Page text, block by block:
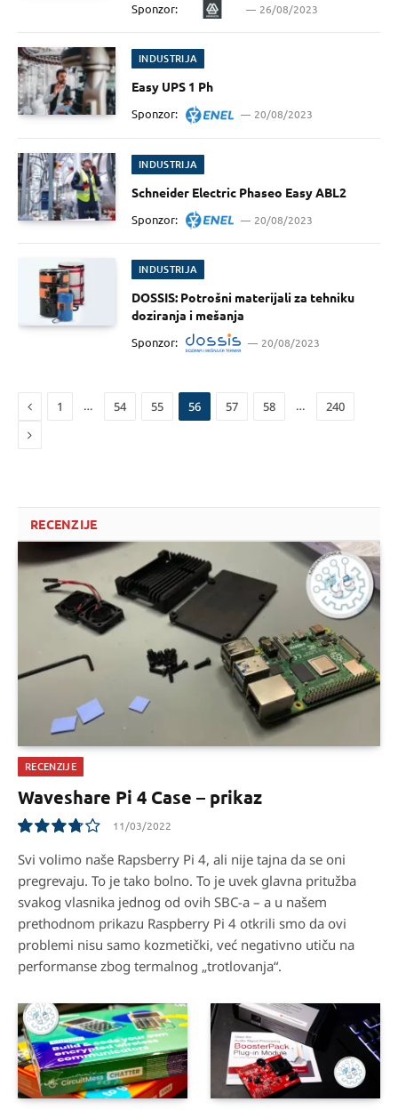
Sponzor: 26/08/2023
INDUSTRIJA
Easy UPS 1 Ph
Sponzor: 20/08/2023
INDUSTRIJA
Schneider Electric Phaseo Easy ABL2
Sponzor: 20/08/2023
INDUSTRIJA
DOSSIS: Potrošni materijali za tehniku
doziranja i mešanja
Sponzor: 20/08/2023
Previous
1 … 54 55 56 57 58 … 240
Next
RECENZIJE
RECENZIJE
Waveshare Pi 4 Case – prikaz
7.5
11/03/2022
Svi volimo naše Rapsberry Pi 4, ali nije tajna da se oni
pregrevaju. To je tako bolno. To je uvek glavna pritužba
svakog vlasnika jednog od ovih SBC-a – a u našem
prethodnom prikazu Raspberry Pi 4 otkrili smo da ovi
problemi nisu samo kozmetički, već negativno utiču na
performanse zbog termalnog „trotlovanja“.